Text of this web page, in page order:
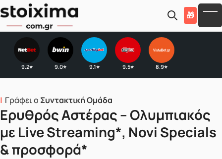
Skip to main content
🎁
9.2⭐ 9.0⭐ 9.1⭐ 9.5⭐ 8.9⭐
Γράφει ο Συντακτική Ομάδα
Ερυθρός Αστέρας – Ολυμπιακός
με Live Streaming*, Novi Specials
& προσφορά*